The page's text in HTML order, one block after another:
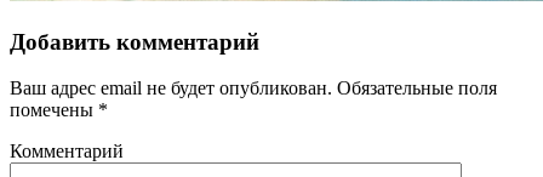
Добавить комментарий
Ваш адрес email не будет опубликован. Обязательные поля
помечены *
Комментарий